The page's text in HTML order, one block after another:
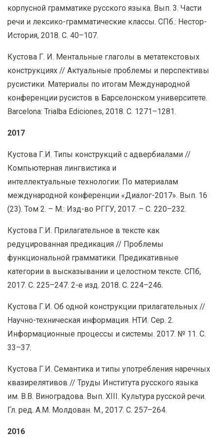
корпусной грамматике русского языка. Вып. 3. Части
речи и лексико-грамматические классы. СПб.: Нестор-
История, 2018. С. 40–107.
Кустова Г. И. Ментальные глаголы в метатекстовых
конструкциях // Актуальные проблемы и перспективы
русистики. Материалы по итогам Международной
конференции русистов в Барселонском университете.
Barcelona: Trialba Ediciones, 2018. С. 1271–1281.
2017
Кустова Г.И. Типы конструкций с адвербиалами //
Компьютерная лингвистика и
интеллектуальные технологии: По материалам
международной конференции «Диалог-2017». Вып. 16
(23). Том 2. – М.: Изд-во РГГУ, 2017. – С. 220–232.
Кустова Г.И. Прилагательное в тексте как
редуцированная предикация // Проблемы
функциональной грамматики. Предикативные
категории в высказывании и целостном тексте. СПб,
2017. С. 225–247. 2-е изд. 2018. С. 224–246.
Кустова Г.И. Об одной конструкции прилагательных //
Научно-техническая информация. НТИ. Сер. 2.
Информационные процессы и системы. 2017. № 11. С.
33–37.
Кустова Г.И. Семантика и типы употребления наречных
квазирелятивов // Труды Института русского языка
им. В.В. Виноградова. Вып. XIII. Культура русской речи.
Гл. ред. А.М. Молдован. М., 2017. С. 257–264.
2016